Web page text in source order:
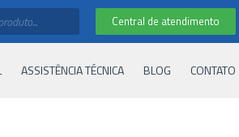
Central de atendimento
ASSISTÊNCIA TÉCNICA BLOG CONTATO